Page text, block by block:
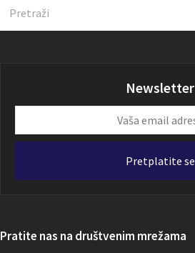
Newsletter
email
Pretplatite se
Pratite nas na društvenim mrežama